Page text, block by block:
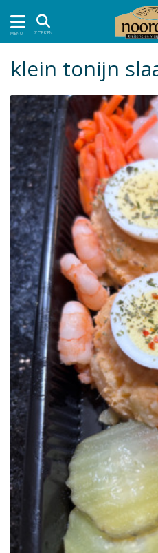
MENU ZOEKEN
klein tonijn